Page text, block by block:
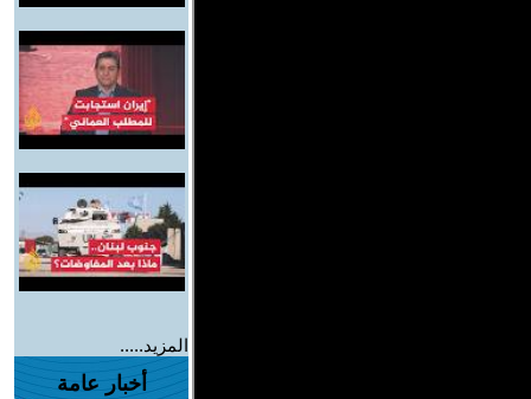
المزيد.....
أخبار عامة